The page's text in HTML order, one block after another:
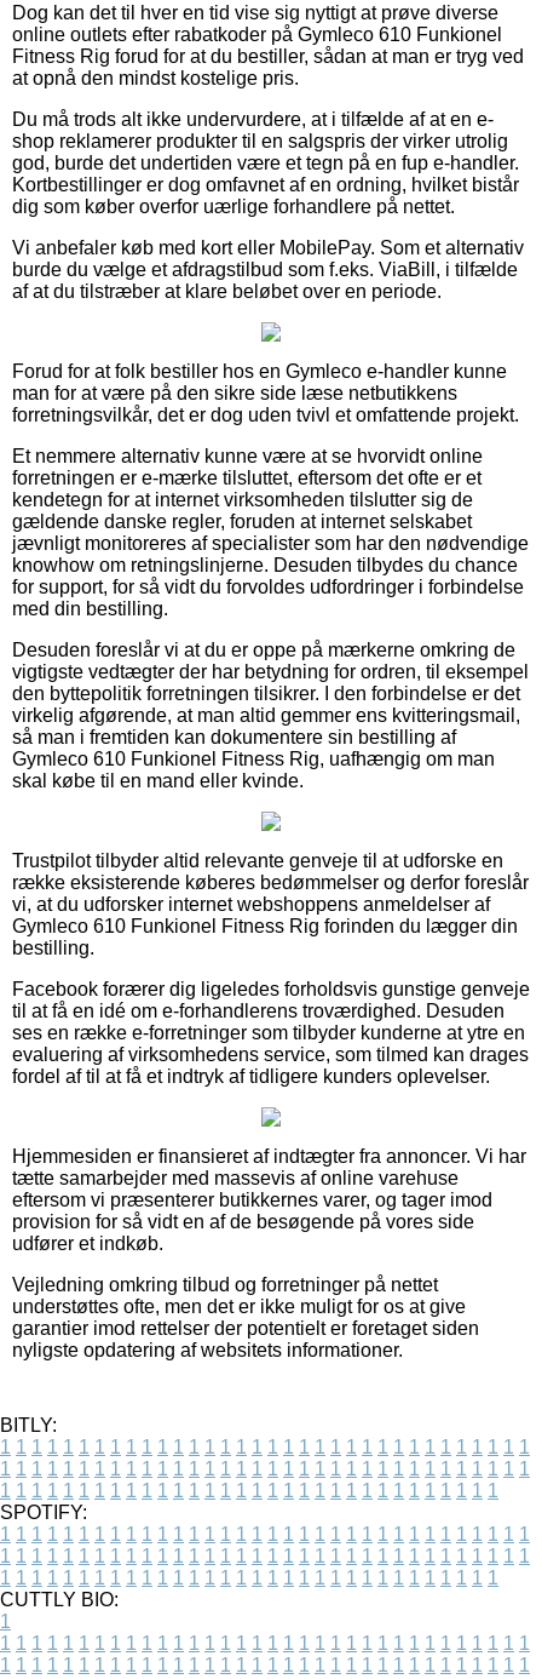
Dog kan det til hver en tid vise sig nyttigt at prøve diverse
online outlets efter rabatkoder på Gymleco 610 Funkionel
Fitness Rig forud for at du bestiller, sådan at man er tryg ved
at opnå den mindst kostelige pris.
Du må trods alt ikke undervurdere, at i tilfælde af at en e-
shop reklamerer produkter til en salgspris der virker utrolig
god, burde det undertiden være et tegn på en fup e-handler.
Kortbestillinger er dog omfavnet af en ordning, hvilket bistår
dig som køber overfor uærlige forhandlere på nettet.
Vi anbefaler køb med kort eller MobilePay. Som et alternativ
burde du vælge et afdragstilbud som f.eks. ViaBill, i tilfælde
af at du tilstræber at klare beløbet over en periode.
Forud for at folk bestiller hos en Gymleco e-handler kunne
man for at være på den sikre side læse netbutikkens
forretningsvilkår, det er dog uden tvivl et omfattende projekt.
Et nemmere alternativ kunne være at se hvorvidt online
forretningen er e-mærke tilsluttet, eftersom det ofte er et
kendetegn for at internet virksomheden tilslutter sig de
gældende danske regler, foruden at internet selskabet
jævnligt monitoreres af specialister som har den nødvendige
knowhow om retningslinjerne. Desuden tilbydes du chance
for support, for så vidt du forvoldes udfordringer i forbindelse
med din bestilling.
Desuden foreslår vi at du er oppe på mærkerne omkring de
vigtigste vedtægter der har betydning for ordren, til eksempel
den byttepolitik forretningen tilsikrer. I den forbindelse er det
virkelig afgørende, at man altid gemmer ens kvitteringsmail,
så man i fremtiden kan dokumentere sin bestilling af
Gymleco 610 Funkionel Fitness Rig, uafhængig om man
skal købe til en mand eller kvinde.
Trustpilot tilbyder altid relevante genveje til at udforske en
række eksisterende køberes bedømmelser og derfor foreslår
vi, at du udforsker internet webshoppens anmeldelser af
Gymleco 610 Funkionel Fitness Rig forinden du lægger din
bestilling.
Facebook forærer dig ligeledes forholdsvis gunstige genveje
til at få en idé om e-forhandlerens troværdighed. Desuden
ses en række e-forretninger som tilbyder kunderne at ytre en
evaluering af virksomhedens service, som tilmed kan drages
fordel af til at få et indtryk af tidligere kunders oplevelser.
Hjemmesiden er finansieret af indtægter fra annoncer. Vi har
tætte samarbejder med massevis af online varehuse
eftersom vi præsenterer butikkernes varer, og tager imod
provision for så vidt en af de besøgende på vores side
udfører et indkøb.
Vejledning omkring tilbud og forretninger på nettet
understøttes ofte, men det er ikke muligt for os at give
garantier imod rettelser der potentielt er foretaget siden
nyligste opdatering af websitets informationer.
BITLY:
1 1 1 1 1 1 1 1 1 1 1 1 1 1 1 1 1 1 1 1 1 1 1 1 1 1 1 1 1 1 1 1 1 1
1 1 1 1 1 1 1 1 1 1 1 1 1 1 1 1 1 1 1 1 1 1 1 1 1 1 1 1 1 1 1 1 1 1
1 1 1 1 1 1 1 1 1 1 1 1 1 1 1 1 1 1 1 1 1 1 1 1 1 1 1 1 1 1 1 1
SPOTIFY:
1 1 1 1 1 1 1 1 1 1 1 1 1 1 1 1 1 1 1 1 1 1 1 1 1 1 1 1 1 1 1 1 1 1
1 1 1 1 1 1 1 1 1 1 1 1 1 1 1 1 1 1 1 1 1 1 1 1 1 1 1 1 1 1 1 1 1 1
1 1 1 1 1 1 1 1 1 1 1 1 1 1 1 1 1 1 1 1 1 1 1 1 1 1 1 1 1 1 1 1
CUTTLY BIO:
1
1 1 1 1 1 1 1 1 1 1 1 1 1 1 1 1 1 1 1 1 1 1 1 1 1 1 1 1 1 1 1 1 1 1
1 1 1 1 1 1 1 1 1 1 1 1 1 1 1 1 1 1 1 1 1 1 1 1 1 1 1 1 1 1 1 1 1 1